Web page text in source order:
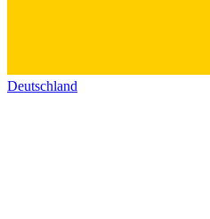
Deutschland